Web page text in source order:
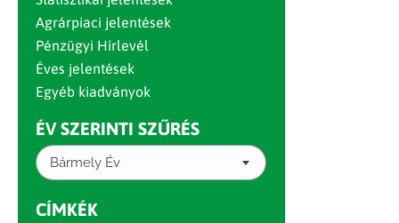
Agrárpiaci jelentések
Pénzügyi Hírlevél
Éves jelentések
Egyéb kiadványok
ÉV SZERINTI SZŰRÉS
Bármely Év
CÍMKÉK